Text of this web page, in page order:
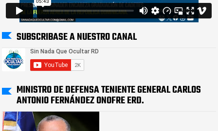
SUBSCRIBASE A NUESTRO CANAL
MINISTRO DE DEFENSA TENIENTE GENERAL CARLOS
ANTONIO FERNÁNDEZ ONOFRE ERD.